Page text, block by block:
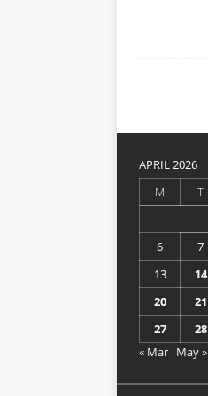
APRIL 2026
M
T
6
7
13
14
20
21
27
28
« Mar May »